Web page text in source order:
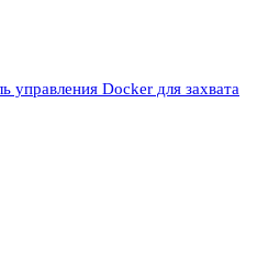
Docker для захвата